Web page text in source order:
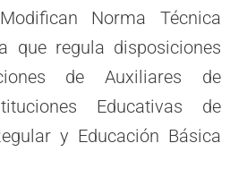
Norma Técnica
que regula disposiciones
de Auxiliares de
Educativas de
y Educación Básica